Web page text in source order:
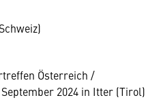
Österreich /
2024 in Itter (Tirol)